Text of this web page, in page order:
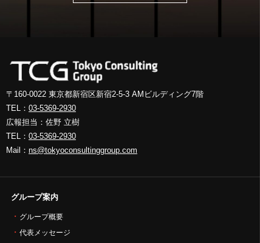
〒160-0022 東京都新宿区新宿2-5-3 AMビルディング7階
TEL： 03-5369-2930
広報担当：佐野 立樹
TEL： 03-5369-2930
Mail： ns@tokyoconsultinggroup.com
グループ案内
グループ概要
代表メッセージ